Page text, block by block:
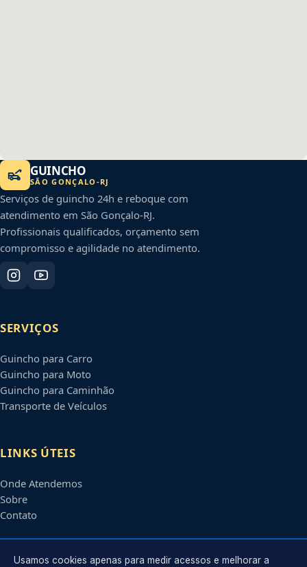
GUINCHO
SÃO GONÇALO -RJ
Serviços de guincho 24h e reboque com
atendimento em São Gonçalo-RJ.
Profissionais qualificados, orçamento sem
compromisso e agilidade no atendimento.
SERVIÇOS
Guincho para Carro
Guincho para Moto
Guincho para Caminhão
Transporte de Veículos
LINKS ÚTEIS
Onde Atendemos
Sobre
Contato
CONTATO
Usamos cookies apenas para medir acessos e melhorar a